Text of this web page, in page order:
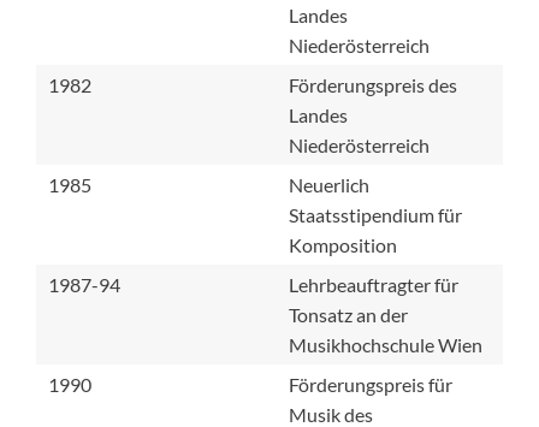
Landes
Niederösterreich
1982
Förderungspreis des
Landes
Niederösterreich
1985
Neuerlich
Staatsstipendium für
Komposition
1987-94
Lehrbeauftragter für
Tonsatz an der
Musikhochschule Wien
1990
Förderungspreis für
Musik des